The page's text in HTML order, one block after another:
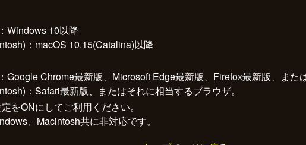
Windows 10以降
：macOS 10.15(Catalina)以降
Google Chrome最新版、Microsoft Edge最新版、Firefox最新版、また
：Safari最新版、またはそれに相当するブラウザ。
をONにしてご利用ください。
、Macintosh共に非対応です。